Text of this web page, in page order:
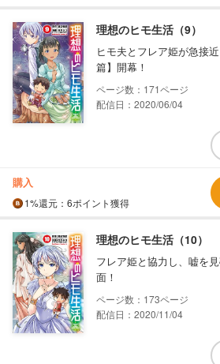
理想のヒモ生活（9）
ヒモ夫とフレア姫が急接
篇】開幕！
171
配信日：2020/06/04
購入
1%還元 ：6ポイント獲得
理想のヒモ生活（10）
フレア姫と協力し、嘘を
面！
173
配信日：2020/11/04